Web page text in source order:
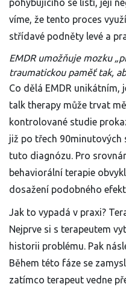
pohybujícího se listí, její
víme, že tento proces
střídavé podněty levé a
EMDR umožňuje mozku
traumatickou paměť tak,
Co dělá EMDR
talk therapy může trvat
kontrolované studie
již po třech 90minutových
tuto diagnózu. Pro
behaviorální terapie
dosažení podobného
Jak to vypadá v praxi?
Nejprve si s terapeutem
historii problému. Pak
Během této fáze se
zatímco terapeut vedne